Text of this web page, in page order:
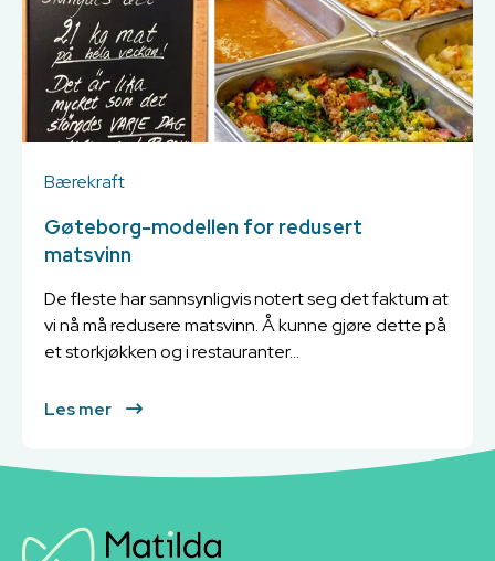
Bærekraft
Gøteborg-modellen for redusert
matsvinn
De fleste har sannsynligvis notert seg det faktum at
vi nå må redusere matsvinn. Å kunne gjøre dette på
et storkjøkken og i restauranter...
Les mer